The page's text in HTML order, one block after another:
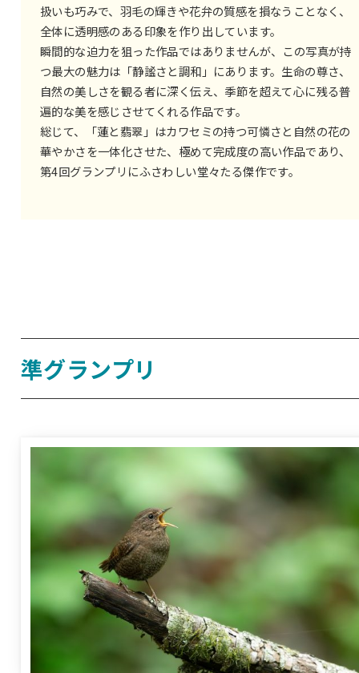
扱いも巧みで、羽毛の輝きや花弁の質感を損なうことなく、
全体に透明感のある印象を作り出しています。
瞬間的な迫力を狙った作品ではありませんが、この写真が持
つ最大の魅力は「静謐さと調和」にあります。生命の尊さ、
自然の美しさを観る者に深く伝え、季節を超えて心に残る普
遍的な美を感じさせてくれる作品です。
総じて、「蓮と翡翠」はカワセミの持つ可憐さと自然の花の
華やかさを一体化させた、極めて完成度の高い作品であり、
第4回グランプリにふさわしい堂々たる傑作です。
準グランプリ